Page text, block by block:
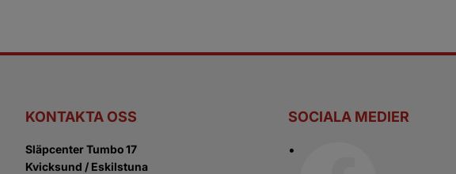
KONTAKTA OSS
Släpcenter Tumbo 17
Kvicksund / Eskilstuna
SOCIALA MEDIER